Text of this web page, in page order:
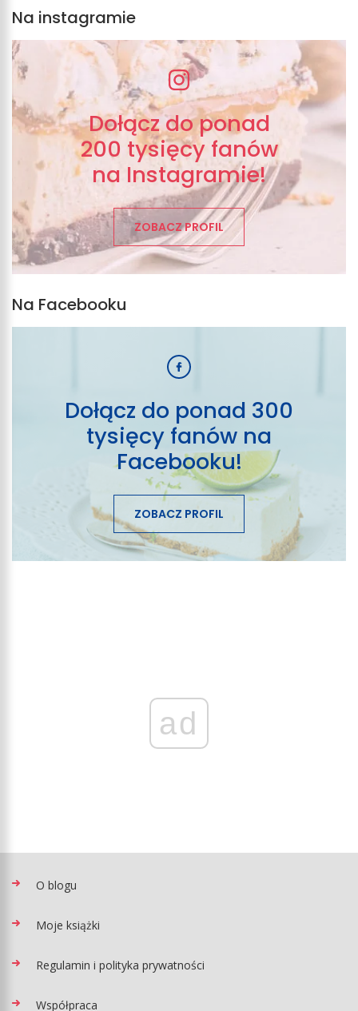
Na instagramie
Dołącz do ponad
200 tysięcy fanów
na Instagramie!
ZOBACZ PROFIL
Na Facebooku
Dołącz do ponad 300
tysięcy fanów na
Facebooku!
ZOBACZ PROFIL
ad
O blogu
Moje książki
Regulamin i polityka prywatności
Współpraca